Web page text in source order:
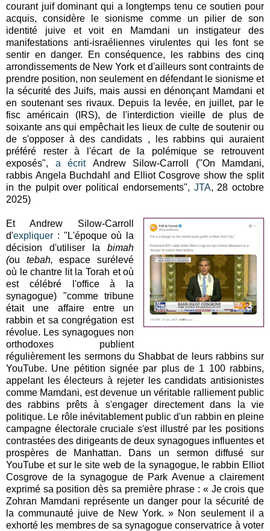
courant juif dominant qui a longtemps tenu ce soutien pour
acquis, considère le sionisme comme un pilier de son
identité juive et voit en Mamdani un instigateur des
manifestations anti-israéliennes virulentes qui les font se
sentir en danger. En conséquence, les rabbins des cinq
arrondissements de New York et d'ailleurs sont contraints de
prendre position, non seulement en défendant le sionisme et
la sécurité des Juifs, mais aussi en dénonçant Mamdani et
en soutenant ses rivaux. Depuis la levée, en juillet, par le
fisc américain (IRS), de l'interdiction vieille de plus de
soixante ans qui empêchait les lieux de culte de soutenir ou
de s'opposer à des candidats , les rabbins qui auraient
préféré rester à l'écart de la polémique se retrouvent
exposés", a écritAndrew Silow-Carroll ("On Mamdani,
rabbis Angela Buchdahl and Elliot Cosgrove show the split
in the pulpit over political endorsements", JTA, 28 octobre
2025)
Et Andrew Silow-Carroll
d'expliquer : "L'époque où la
décision d'utiliser labimah
(ou tebah,espace surélevé
où le chantre lit la Torah et où
est célébré l'office à la
synagogue) "comme tribune
était une affaire entre un
rabbin et sa congrégation est
révolue. Les synagogues non
orthodoxes publient
régulièrement les sermons du Shabbat de leurs rabbins sur
YouTube. Une pétition signée par plus de 1 100 rabbins,
appelant les électeurs à rejeter les candidats antisionistes
comme Mamdani, est devenue un véritable ralliement public
des rabbins prêts à s'engager directement dans la vie
politique. Le rôle inévitablement public d'un rabbin en pleine
campagne électorale cruciale s'est illustré par les positions
contrastées des dirigeants de deux synagogues influentes et
prospères de Manhattan. Dans un sermon diffusé sur
YouTube et sur le site web de la synagogue, le rabbin Elliot
Cosgrove de la synagogue de Park Avenue a clairement
exprimé sa position dès sa première phrase : « Je crois que
Zohran Mamdani représente un danger pour la sécurité de
la communauté juive de New York. » Non seulement il a
exhorté les membres de sa synagogue conservatrice à voter